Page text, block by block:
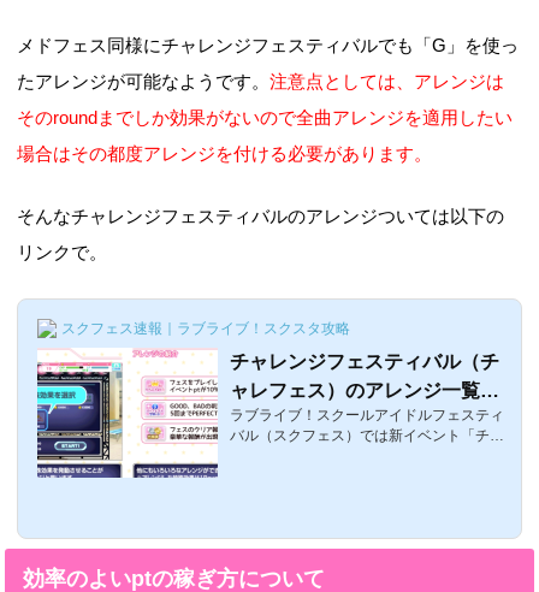
メドフェス同様にチャレンジフェスティバルでも「G」を使っ
たアレンジが可能なようです。注意点としては、アレンジは
そのroundまでしか効果がないので全曲アレンジを適用したい
場合はその都度アレンジを付ける必要があります。
そんなチャレンジフェスティバルのアレンジついては以下の
リンクで。
スクフェス速報｜ラブライブ！スクスタ攻略
チャレンジフェスティバル（チ
ャレフェス）のアレンジ一覧・
効果・おすすめ！ ラブライ
ブ！スクフェス
ラブライブ！スクールアイドルフェスティ
バル（スクフェス）では新イベント「チャ
らえたり経験値が多くもらえるので、ぜひ
していこう！チャレンジフェスティバルの
効率のよいptの稼ぎ方について